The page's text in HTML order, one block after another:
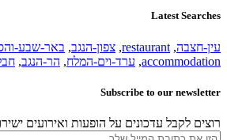
Latest Searches
עין-חצבה,
restaurant
, צפון-הנגב, באר-שבע-
accommodation
, ערד-וים-המלח, הר-הנגב,
Subscribe to our newsletter
רוצים לקבל עדכונים על הופעות ואירועים